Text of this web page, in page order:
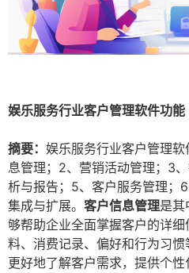
娱乐服务行业客户管理软件功能
摘要： 娱乐服务行业客户管理
息管理；2、营销活动管理；3
析与报告；5、客户服务管理；
集成与扩展。 客户信息管理是其
够帮助企业全面掌握客户的详
料、消费记录、偏好和行为习
更好地了解客户需求，提供个